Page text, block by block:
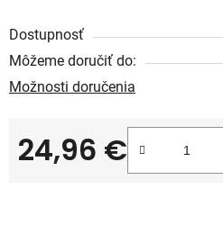
Dostupnosť
Môžeme doručiť do:
Možnosti doručenia
24,96 €
Jednotková cena: